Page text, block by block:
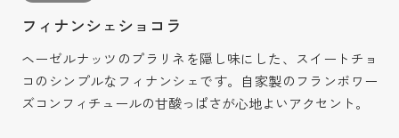
フィナンシェショコラ
ヘーゼルナッツのプラリネを隠し味にした、スイートチョ
コのシンプルなフィナンシェです。自家製のフランボワー
ズコンフィチュールの甘酸っぱさが心地よいアクセント。